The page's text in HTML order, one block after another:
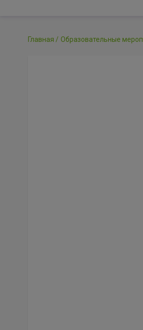
Главная Образовательные